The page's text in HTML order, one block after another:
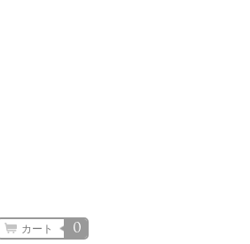
0
カート